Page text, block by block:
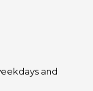
and